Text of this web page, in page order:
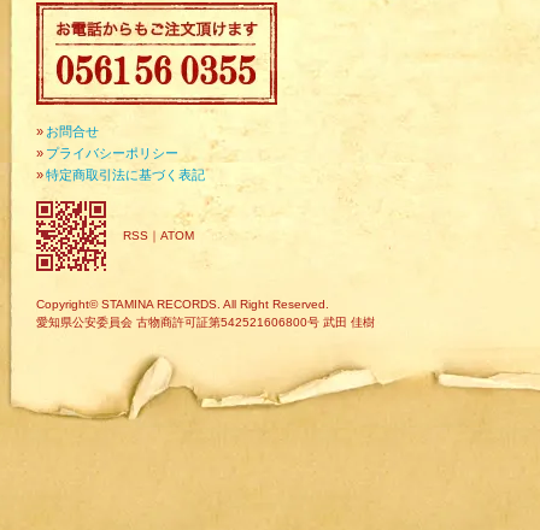
» お問合せ
» プライバシーポリシー
»特定商取引法に基づく表記
RSS ｜ ATOM
Copyright© STAMINA RECORDS. All Right Reserved.
愛知県公安委員会 古物商許可証第542521606800号 武田 佳樹